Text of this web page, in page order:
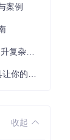
案例
收起